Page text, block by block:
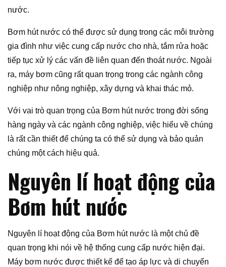
nước.
Bơm hút nước có thể được sử dụng trong các môi trường
gia đình như việc cung cấp nước cho nhà, tắm rửa hoặc
tiếp tục xử lý các vấn đề liên quan đến thoát nước. Ngoài
ra, máy bơm cũng rất quan trọng trong các ngành công
nghiệp như nông nghiệp, xây dựng và khai thác mỏ.
Với vai trò quan trọng của Bơm hút nước trong đời sống
hàng ngày và các ngành công nghiệp, việc hiểu về chúng
là rất cần thiết để chúng ta có thể sử dụng và bảo quản
chúng một cách hiệu quả.
Nguyên lí hoạt động của
Bơm hút nước
Nguyên lí hoạt động của Bơm hút nước là một chủ đề
quan trọng khi nói về hệ thống cung cấp nước hiện đại.
Máy bơm nước được thiết kế để tạo áp lực và di chuyển